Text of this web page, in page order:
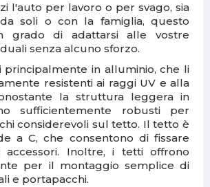
l'auto per lavoro o per svago, sia
soli o con la famiglia, questo
grado di adattarsi alle vostre
senza alcuno sforzo.
principalmente in alluminio, che li
resistenti ai raggi UV e alla
la struttura leggera in
sufficientemente robusti per
considerevoli sul tetto. Il tetto è
a C, che consentono di fissare
accessori. Inoltre, i tetti offrono
per il montaggio semplice di
e portapacchi.